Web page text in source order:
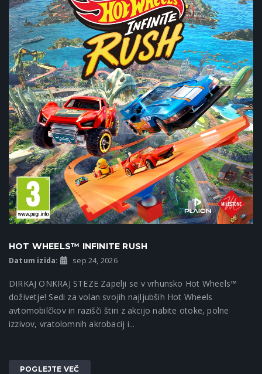
HOT WHEELS™ INFINITE RUSH
Datum izida: sep 24, 2026
DIRKAJ ONKRAJ STEZE Zapelji se v vrhunsko Hot Wheels™
doživetje! Sedi za volan svojih najljubših Hot Wheels
avtomobilčkov in razišči štiri z akcijo nabite otoke, polne
izzivov, vratolomnih akrobacij i...
POGLEJTE VEČ